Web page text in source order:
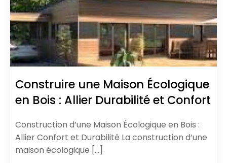
Construire une Maison Écologique
en Bois : Allier Durabilité et Confort
Construction d’une Maison Écologique en Bois :
Allier Confort et Durabilité La construction d’une
maison écologique […]